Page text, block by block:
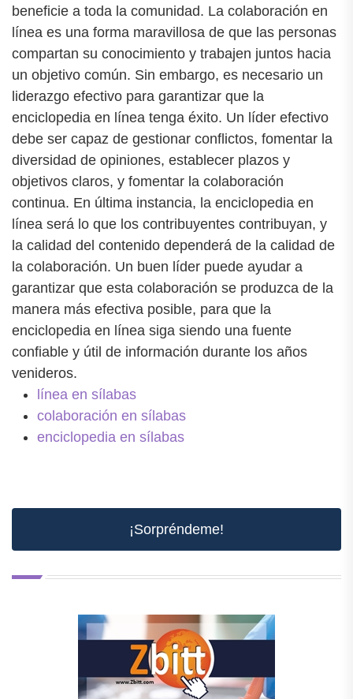
beneficie a toda la comunidad. La colaboración en
línea es una forma maravillosa de que las personas
compartan su conocimiento y trabajen juntos hacia
un objetivo común. Sin embargo, es necesario un
liderazgo efectivo para garantizar que la
enciclopedia en línea tenga éxito. Un líder efectivo
debe ser capaz de gestionar conflictos, fomentar la
diversidad de opiniones, establecer plazos y
objetivos claros, y fomentar la colaboración
continua. En última instancia, la enciclopedia en
línea será lo que los contribuyentes contribuyan, y
la calidad del contenido dependerá de la calidad de
la colaboración. Un buen líder puede ayudar a
garantizar que esta colaboración se produzca de la
manera más efectiva posible, para que la
enciclopedia en línea siga siendo una fuente
confiable y útil de información durante los años
venideros.
línea en sílabas
colaboración en sílabas
enciclopedia en sílabas
¡Sorpréndeme!